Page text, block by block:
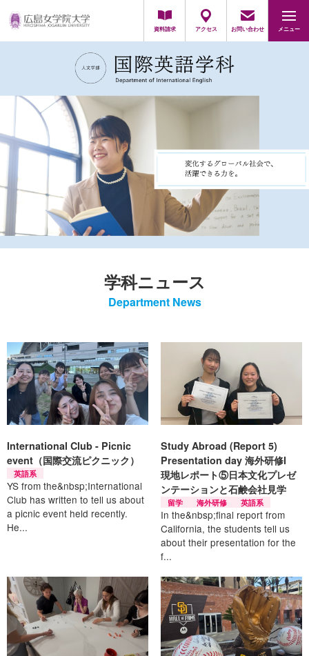
資料請求 アクセス お問い合わせ メニュー
採用担当の方
学科ニュース
Department News
International Club - Picnic
event（国際交流ピクニック）
英語系
YS from the&nbsp;International
Club has written to tell us about
a picnic event held recently.
He...
Study Abroad (Report 5)
Presentation day 海外研修Ⅰ
現地レポート⑤日本文化プレゼ
ンテーションと石鹸会社見学
留学 海外研修 英語系
In the&nbsp;final report from
California, the students tell us
about their presentation for the
f...